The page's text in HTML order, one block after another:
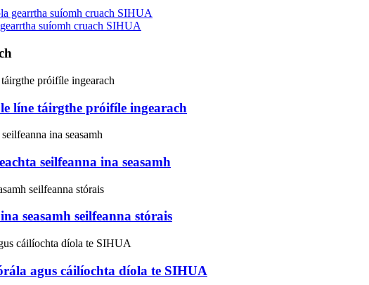
suíomh cruach SIHUA
líne táirgthe próifíle ingearach
seilfeanna ina seasamh
seasamh seilfeanna stórais
agus cáilíochta díola te SIHUA